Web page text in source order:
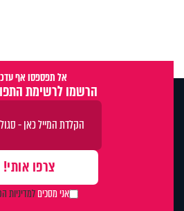
אל תפספסו אף
הרשמו לרשימת
אני מסכיםלמדיניות